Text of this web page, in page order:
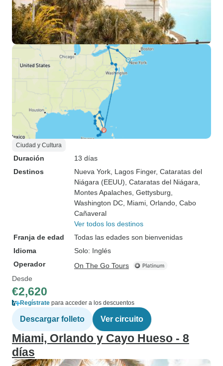
Ciudad y Cultura
Duración
13 días
Destinos
Nueva York , Lagos Finger, Cataratas del
Niágara (EEUU) , Cataratas del Niágara
Montes Apalaches , Gettysburg
Washington DC , Miami , Orlando , Cabo
Cañaveral
Ver todos los destinos
Franja de edad
Todas las edades son bienvenidas
Idioma
Solo: Inglés
Operador
On The Go Tours
Desde
€2,620
Regístrate para acceder a los descuentos
Descargar folleto Ver circuito
Miami, Orlando y Cayo Hueso - 8
días